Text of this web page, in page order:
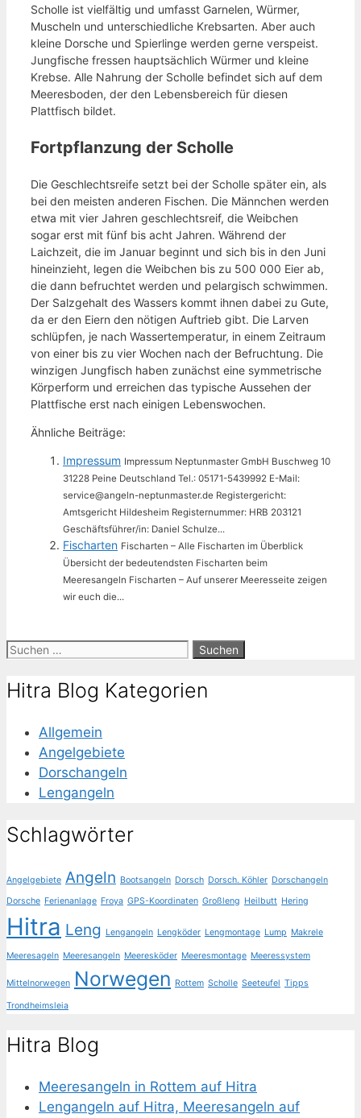
Scholle ist vielfältig und umfasst Garnelen, Würmer,
Muscheln und unterschiedliche Krebsarten. Aber auch
kleine Dorsche und Spierlinge werden gerne verspeist.
Jungfische fressen hauptsächlich Würmer und kleine
Krebse. Alle Nahrung der Scholle befindet sich auf dem
Meeresboden, der den Lebensbereich für diesen
Plattfisch bildet.
Fortpflanzung der Scholle
Die Geschlechtsreife setzt bei der Scholle später ein, als
bei den meisten anderen Fischen. Die Männchen werden
etwa mit vier Jahren geschlechtsreif, die Weibchen
sogar erst mit fünf bis acht Jahren. Während der
Laichzeit, die im Januar beginnt und sich bis in den Juni
hineinzieht, legen die Weibchen bis zu 500 000 Eier ab,
die dann befruchtet werden und pelargisch schwimmen.
Der Salzgehalt des Wassers kommt ihnen dabei zu Gute,
da er den Eiern den nötigen Auftrieb gibt. Die Larven
schlüpfen, je nach Wassertemperatur, in einem Zeitraum
von einer bis zu vier Wochen nach der Befruchtung. Die
winzigen Jungfisch haben zunächst eine symmetrische
Körperform und erreichen das typische Aussehen der
Plattfische erst nach einigen Lebenswochen.
Ähnliche Beiträge:
Impressum Impressum Neptunmaster GmbH Buschweg 10
31228 Peine Deutschland Tel.: 05171-5439992 E-Mail:
service@angeln-neptunmaster.de Registergericht:
Amtsgericht Hildesheim Registernummer: HRB 203121
Geschäftsführer/in: Daniel Schulze...
Fischarten Fischarten – Alle Fischarten im Überblick
Übersicht der bedeutendsten Fischarten beim
Meeresangeln Fischarten – Auf unserer Meeresseite zeigen
wir euch die...
Suche
Hitra Blog Kategorien
Allgemein
Angelgebiete
Dorschangeln
Lengangeln
Schlagwörter
Angelgebiete Angeln Bootsangeln Dorsch Dorsch. Köhler Dorschangeln
Dorsche Ferienanlage Froya GPS-Koordinaten Großleng Heilbutt Hering
Hitra Leng Lengangeln Lengköder Lengmontage Lump Makrele
Meeresageln Meeresangeln Meeresköder Meeresmontage Meeressystem
Mittelnorwegen Norwegen Rottem Scholle Seeteufel Tipps
Trondheimsleia
Hitra Blog
Meeresangeln in Rottem auf Hitra
Lengangeln auf Hitra, Meeresangeln auf